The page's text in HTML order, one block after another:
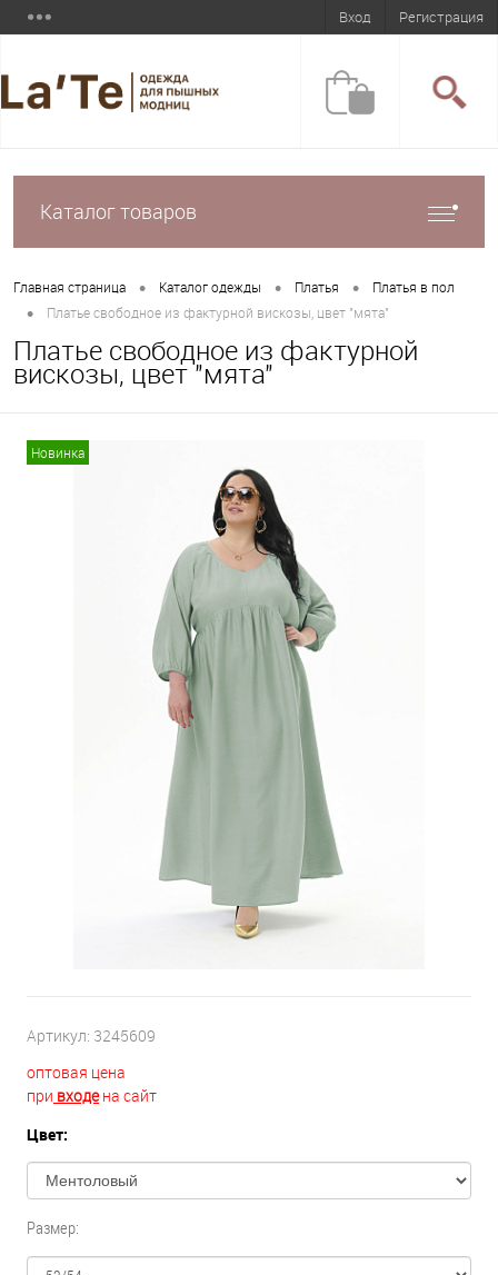
Вход Регистрация
Каталог товаров
Главная страница • Каталог одежды • Платья • Платья в пол
• Платье свободное из фактурной вискозы, цвет "мята"
Платье свободное из фактурной
вискозы, цвет "мята"
Новинка
Артикул: 3245609
оптовая цена
при входена сайт
Цвет:
Размер: